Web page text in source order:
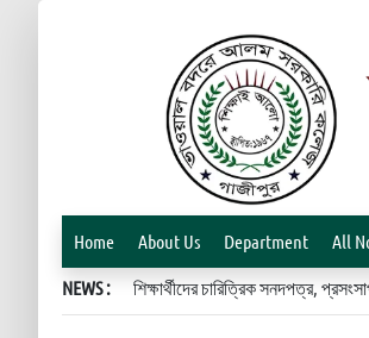
Home About Us Department All
NEWS : শিক্ষার্থীদের চারিত্রিক সনদপত্র,